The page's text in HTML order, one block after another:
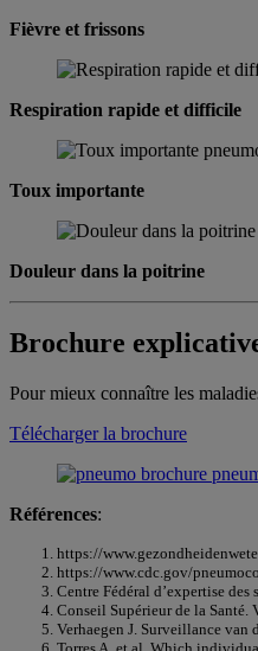
Fièvre et frissons
Respiration rapide et difficile
Toux importante
Douleur dans la poitrine
Brochure
Pour mieux connaître les
Télécharger la brochure
Références:
https://
https://www.cdc.gov/
Centre Fédéral d’expertise
Conseil Supérieur de la Santé.
Verhaegen J. Surveillance